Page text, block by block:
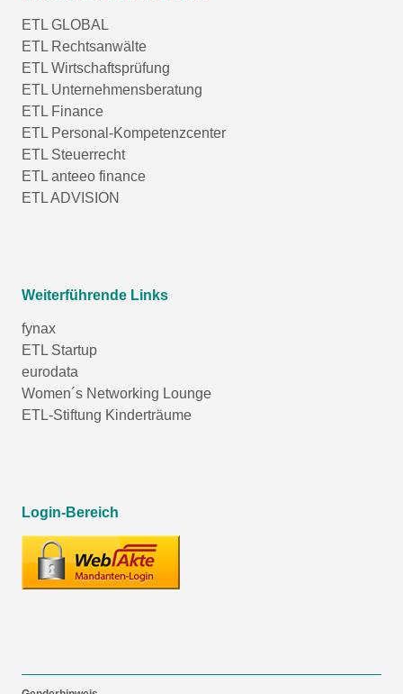
ETL GLOBAL
ETL Rechtsanwälte
ETL Wirtschaftsprüfung
ETL Unternehmensberatung
ETL Finance
ETL Personal-Kompetenzcenter
ETL Steuerrecht
ETL anteeo finance
ETL ADVISION
Weiterführende Links
fynax
ETL Startup
eurodata
Women´s Networking Lounge
ETL-Stiftung Kinderträume
Login-Bereich